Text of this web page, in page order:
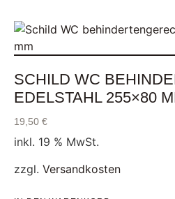
SCHILD WC
EDELSTAHL 255×80
19,50 €
inkl. 19 % MwSt.
zzgl. Versandkosten